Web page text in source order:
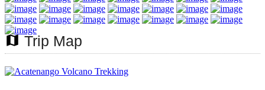
map Trip Map